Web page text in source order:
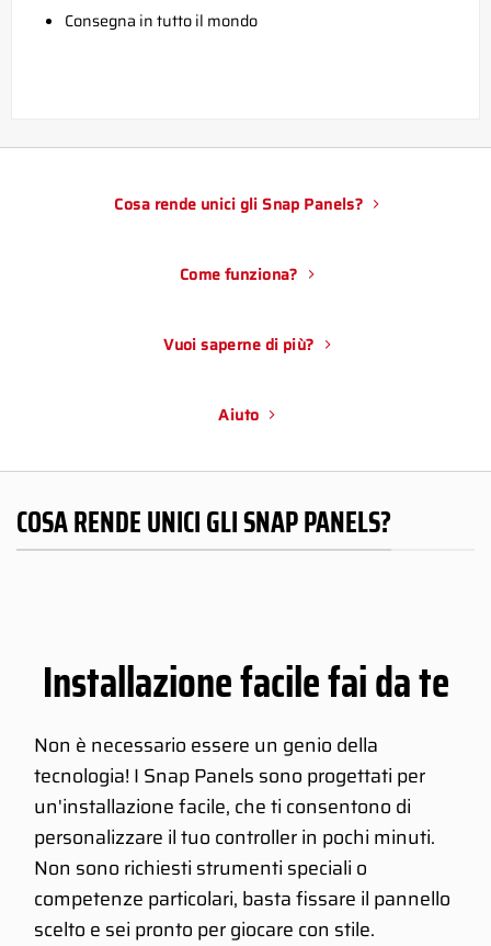
Consegna in tutto il mondo
Cosa rende unici gli Snap Panels?
Come funziona?
Vuoi saperne di più?
Aiuto
COSA RENDE UNICI GLI SNAP PANELS?
Installazione facile fai da te
Non è necessario essere un genio della
tecnologia! I Snap Panels sono progettati per
un'installazione facile, che ti consentono di
personalizzare il tuo controller in pochi minuti.
Non sono richiesti strumenti speciali o
competenze particolari, basta fissare il pannello
scelto e sei pronto per giocare con stile.